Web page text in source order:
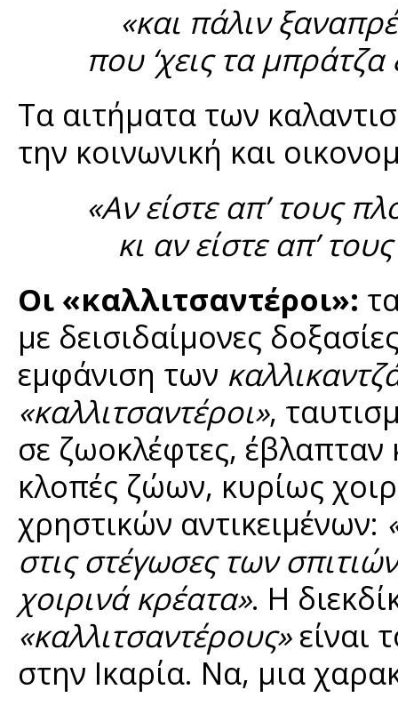
«και πάλιν
που ‘χεις τα
Τα αιτήματα των
την κοινωνική και
«Αν είστε απ’ τους
κι αν είστε απ’
Οι «καλλιτσαντέροι»:
με δεισιδαίμονες
εμφάνιση των
«καλλιτσαντέροι»,
σε ζωοκλέφτες, έβλαπταν
κλοπές ζώων, κυρίως
χρηστικών αντικειμένων:
στις στέγωσες των
χοιρινά κρέατα». Η
«καλλιτσαντέρους»είναι
στην Ικαρία. Να, μια